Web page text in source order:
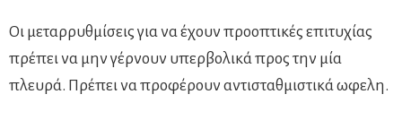
Οι μεταρρυθμίσεις για να έχουν προοπτικές επιτυχίας
πρέπει να μην γέρνουν υπερβολικά προς την μία
πλευρά. Πρέπει να προφέρουν αντισταθμιστικά ωφελη.